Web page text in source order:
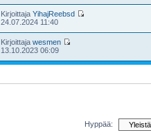
KirjoittajaYihajReebsd
24.07.2024 11:40
Kirjoittajawesmen
13.10.2023 06:09
Hyppää: